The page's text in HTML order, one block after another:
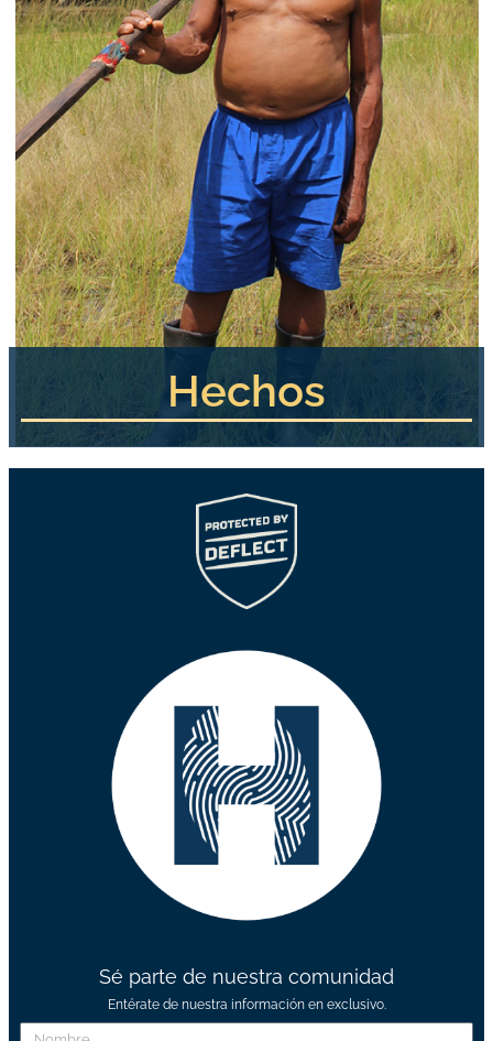
Hechos
Sé parte de nuestra comunidad
Entérate de nuestra información en exclusivo.